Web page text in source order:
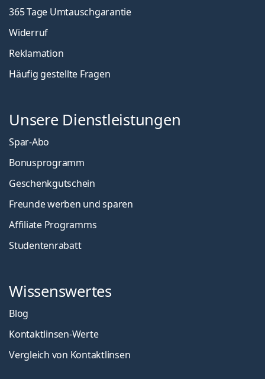
365 Tage Umtauschgarantie
Widerruf
Reklamation
Häufig gestellte Fragen
Unsere Dienstleistungen
Spar-Abo
Bonusprogramm
Geschenkgutschein
Freunde werben und sparen
Affiliate Programms
Studentenrabatt
Wissenswertes
Blog
Kontaktlinsen-Werte
Vergleich von Kontaktlinsen